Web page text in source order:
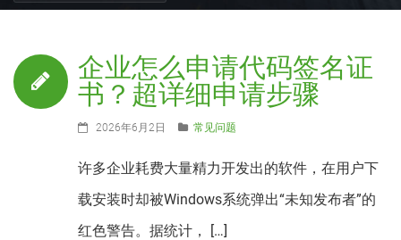
企业怎么申请代码签名证
书？超详细申请步骤
2026年6月2日 常见问题
许多企业耗费大量精力开发出的软件，在用户下
载安装时却被Windows系统弹出“未知发布者”的
红色警告。据统计， […]